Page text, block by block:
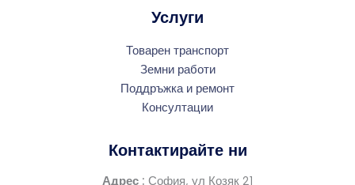
Услуги
Товарен транспорт
Земни работи
Поддръжка и ремонт
Консултации
Контактирайте ни
Адрес : София, ул Козяк 21